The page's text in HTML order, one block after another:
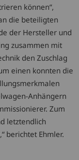
können“,
die beteiligten
der Hersteller und
zusammen mit
den Zuschlag
einen konnten die
Anhängern
Zum
letztendlich
berichtet Ehmler.